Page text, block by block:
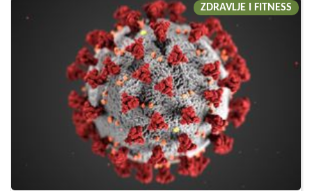
ZDRAVLJE I FITNESS